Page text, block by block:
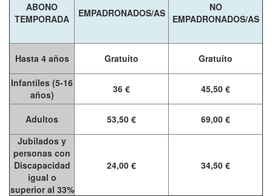
ABONO
TEMPORADA
EMPADRONADOS/AS
NO
EMPADRONADOS/AS
Hasta 4 años Gratuito
Gratuito
Infantiles (5-16
años)
36 € 45,50 €
Adultos 53,50 €
69,00 €
Jubilados y
personas con
Discapacidad
igual o
superior al 33%
24,00 € 34,50 €